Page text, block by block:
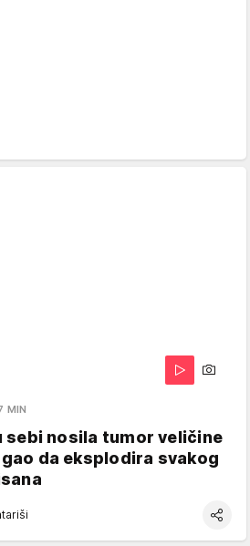
MIN
sebi nosila tumor veličine
da eksplodira svakog